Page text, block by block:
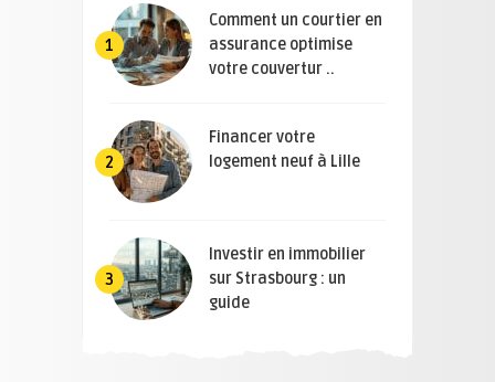
1
Comment un courtier en
assurance optimise
votre couvertur ..
2
Financer votre
logement neuf à Lille
3
Investir en immobilier
sur Strasbourg : un
guide